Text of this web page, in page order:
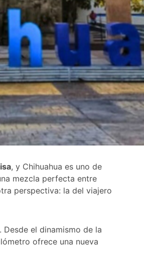
, y Chihuahua es uno de
mezcla perfecta entre
perspectiva: la del viajero
el dinamismo de la
ofrece una nueva